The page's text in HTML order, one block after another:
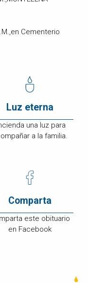
Luz eterna
una luz para
a la familia.
Comparta
este obituario
en Facebook